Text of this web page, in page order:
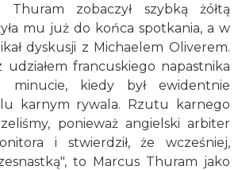
Thuram zobaczył szybką żółtą
mu już do końca spotkania, a w
dyskusji z Michaelem Oliverem.
francuskiego napastnika
minucie, kiedy był ewidentnie
karnym rywala. Rzutu karnego
ponieważ angielski arbiter
i stwierdził, że wcześniej,
to Marcus Thuram jako